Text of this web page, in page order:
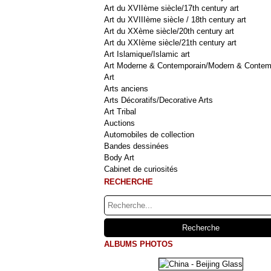
Art du XVIIème siècle/17th century art
Art du XVIIIème siècle / 18th century art
Art du XXème siècle/20th century art
Art du XXIème siècle/21th century art
Art Islamique/Islamic art
Art Moderne & Contemporain/Modern &
Art
Arts anciens
Arts Décoratifs/Decorative Arts
Art Tribal
Auctions
Automobiles de collection
Bandes dessinées
Body Art
Cabinet de curiosités
RECHERCHE
ALBUMS PHOTOS